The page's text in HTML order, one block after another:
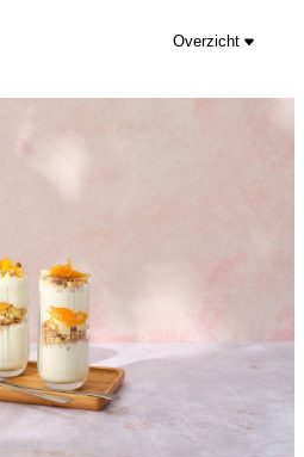
Overzicht